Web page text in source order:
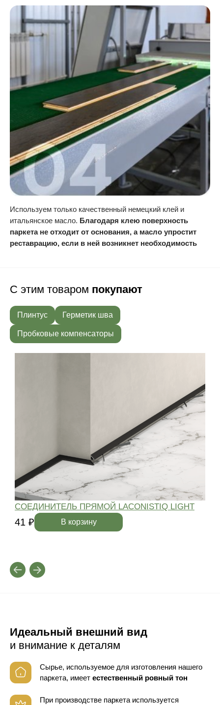
Используем только качественный немецкий клей и
итальянское масло. Благодаря клею поверхность
паркета не отходит от основания, а масло упростит
реставрацию, если в ней возникнет необходимость
С этим товаром покупают
Плинтус Герметик шва
Пробковые компенсаторы
СОЕДИНИТЕЛЬ ПРЯМОЙ LACONISTIQ LIGHT
41 ₽ В корзину
Идеальный внешний вид
и внимание к деталям
Сырье, используемое для изготовления нашего
паркета, имеет естественный ровный тон
При производстве паркета используется